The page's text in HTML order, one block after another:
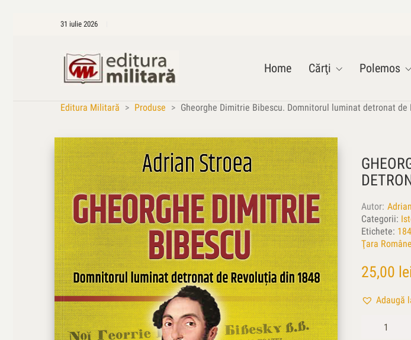
31 iulie 2026
Home Cărţi Polemos
Editura Militară > Produse > Gheorghe Dimitrie Bibescu. Domnitorul luminat detronat de
Autor
Categorii:
Etichete:
Ţara
25,00
Adaugă
Cantitate
Gheorghe